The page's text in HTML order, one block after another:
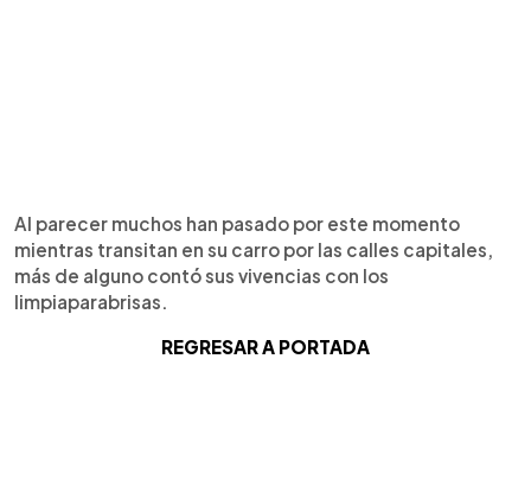
Al parecer muchos han pasado por este momento
mientras transitan en su carro por las calles capitales,
más de alguno contó sus vivencias con los
limpiaparabrisas.
REGRESAR A PORTADA